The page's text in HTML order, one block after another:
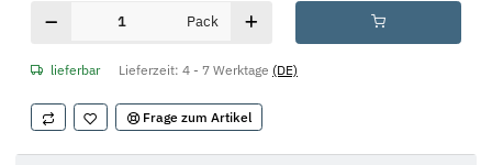
Pack
lieferbar Lieferzeit: 4 - 7 Werktage (DE)
Frage zum Artikel